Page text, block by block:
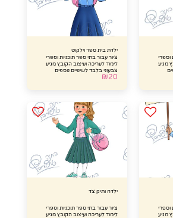
וספרי
מגיע
ילדת בית ספר וילקוט
ציור עבור בתי ספר תוכניות וספרי
לימוד לעריכה ועיצוב הקובץ מגיע
צבעוני בלבד לשינויים נוספים
והתאמת תלבושת בית הספר
₪20
וספרי
מגיע
ילדה ותיק צד
ציור עבור בתי ספר תוכניות וספרי
לימוד לעריכה ועיצוב הקובץ מגיע